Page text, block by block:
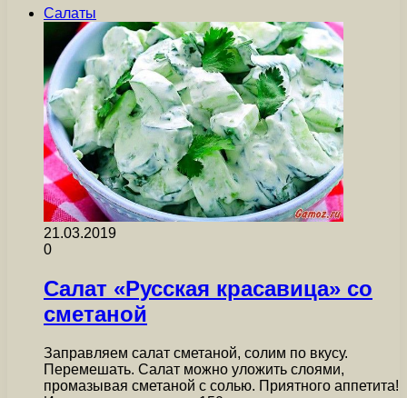
Салаты
21.03.2019
0
Салат «Русская красавица» со
сметаной
Заправляем салат сметаной, солим по вкусу.
Перемешать. Салат можно уложить слоями,
промазывая сметаной с солью. Приятного аппетита!